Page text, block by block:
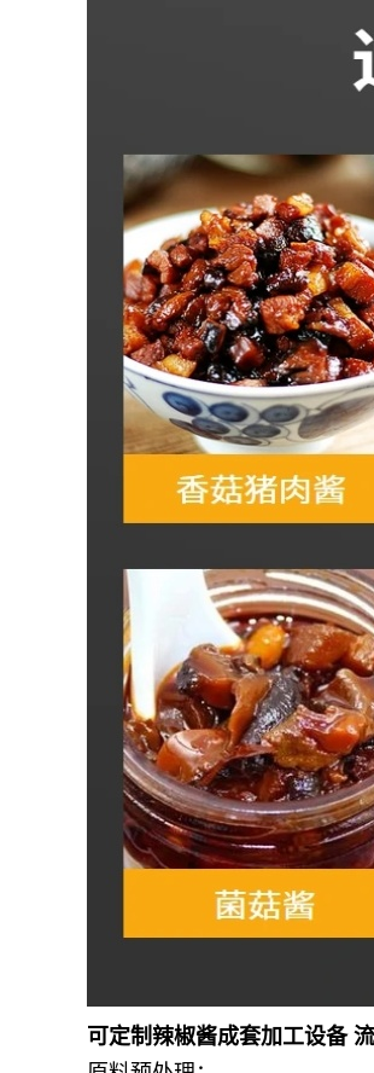
可定制辣椒酱成套加工设备